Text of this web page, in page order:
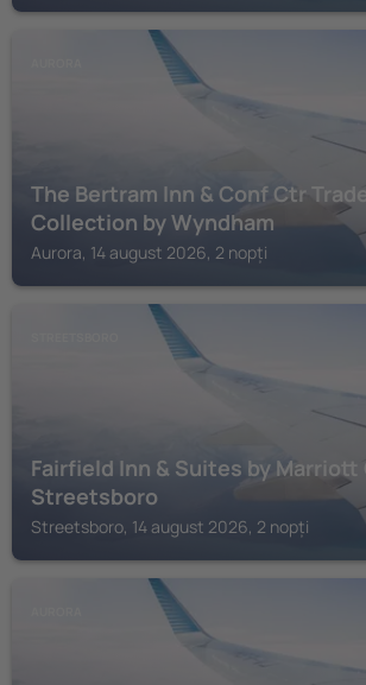
The Bertram Inn & Conf Ctr
Collection by Wyndham
Aurora, 14 august 2026, 2 nopți
Fairfield Inn & Suites by Marriott
Streetsboro
Streetsboro, 14 august 2026, 2 nopți